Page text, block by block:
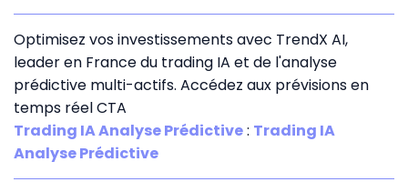
Optimisez vos investissements avec TrendX AI,
leader en France du trading IA et de l'analyse
prédictive multi-actifs. Accédez aux prévisions en
temps réel CTA
Trading IA Analyse Prédictive: Trading IA
Analyse Prédictive